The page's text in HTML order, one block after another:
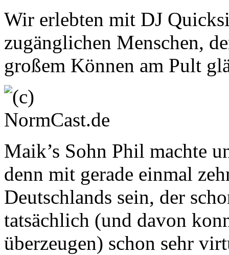
Wir erlebten mit DJ
zugänglichen Menschen,
großem Können am Pult
Maik’s Sohn Phil machte
denn mit gerade einmal
Deutschlands sein, der
tatsächlich (und davon
überzeugen) schon sehr